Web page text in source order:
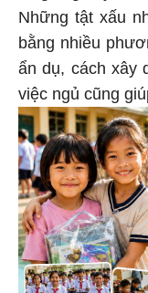
Những tật xấu
bằng nhiều
ẩn dụ, cách xây
việc ngủ cũng